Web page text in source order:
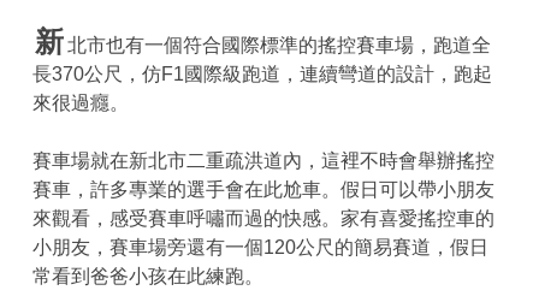
新北市也有一個符合國際標準的搖控賽車場，跑道全
長370公尺，仿F1國際級跑道，連續彎道的設計，跑起
來很過癮。
賽車場就在新北市二重疏洪道內，這裡不時會舉辦搖控
賽車，許多專業的選手會在此尬車。假日可以帶小朋友
來觀看，感受賽車呼嘯而過的快感。家有喜愛搖控車的
小朋友，賽車場旁還有一個120公尺的簡易賽道，假日
常看到爸爸小孩在此練跑。